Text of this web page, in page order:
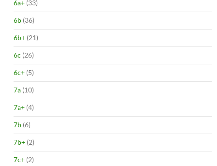
6a+ (33)
6b (36)
6b+ (21)
6c (26)
6c+ (5)
7a (10)
7a+ (4)
7b (6)
7b+ (2)
7c+ (2)